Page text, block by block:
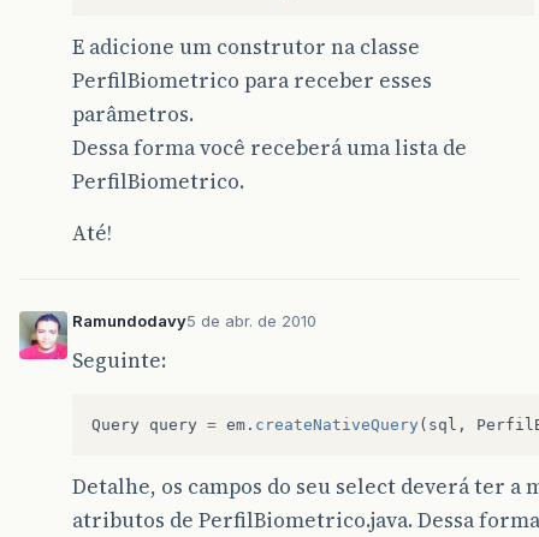
E adicione um construtor na classe
PerfilBiometrico para receber esses
parâmetros.
Dessa forma você receberá uma lista de
PerfilBiometrico.
Até!
Ramundodavy5 de abr. de 2010
Seguinte:
Query query = em . createNativeQuery ( sql ,
Detalhe, os campos do seu select deverá ter a
atributos de PerfilBiometrico.java. Dessa